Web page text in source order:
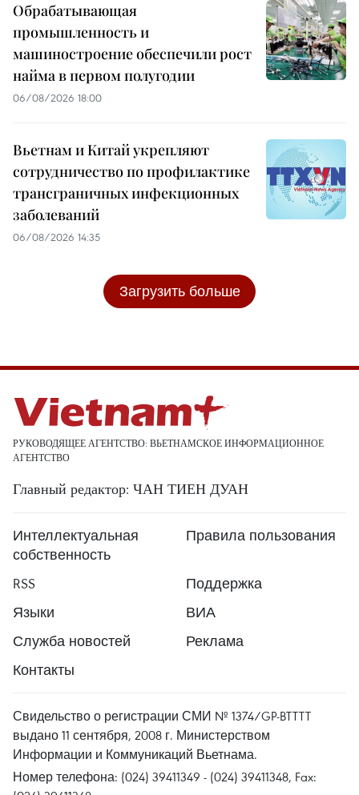
Обрабатывающая
промышленность и
машиностроение обеспечили рост
найма в первом полугодии
06/08/2026 18:00
Вьетнам и Китай укрепляют
сотрудничество по профилактике
трансграничных инфекционных
заболеваний
06/08/2026 14:35
Загрузить больше
РУКОВОДЯЩЕЕ АГЕНТСТВО: ВЬЕТНАМСКОЕ ИНФОРМАЦИОННОЕ
АГЕНТСТВО
Главный редактор: ЧАН ТИЕН ДУАН
Интеллектуальная
собственность
Правила пользования
RSS
Поддержка
Языки
ВИА
Служба новостей
Реклама
Контакты
Свидельство о регистрации СМИ № 1374/GP-BTTTT
выдано 11 сентября, 2008 г. Министерством
Информации и Коммуникаций Вьетнама.
Номер телефона: (024) 39411349 - (024) 39411348, Fax: